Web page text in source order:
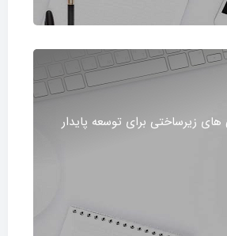
زیرساختی برای توسعه پایدار